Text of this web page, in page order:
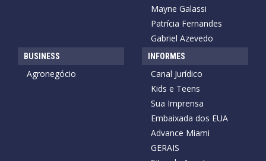
Mayne Galassi
Patrícia Fernandes
Gabriel Azevedo
BUSINESS
Agronegócio
INFORMES
Canal Jurídico
Kids e Teens
Sua Imprensa
Embaixada dos EUA
Advance Miami
GERAIS